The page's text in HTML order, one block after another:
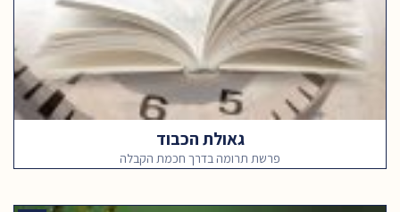
גאולת הכבוד
פרשת תרומה בדרך חכמת הקבלה